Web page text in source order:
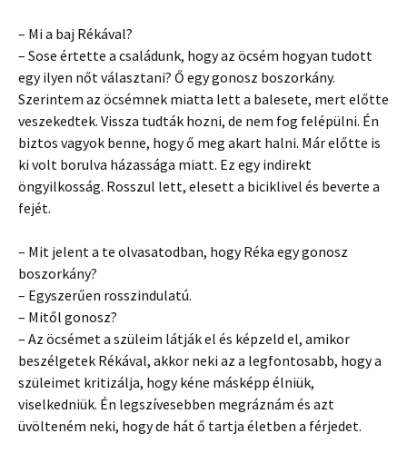
– Mi a baj Rékával?
– Sose értette a családunk, hogy az öcsém hogyan tudott
egy ilyen nőt választani? Ő egy gonosz boszorkány.
Szerintem az öcsémnek miatta lett a balesete, mert előtte
veszekedtek. Vissza tudták hozni, de nem fog felépülni. Én
biztos vagyok benne, hogy ő meg akart halni. Már előtte is
ki volt borulva házassága miatt. Ez egy indirekt
öngyilkosság. Rosszul lett, elesett a biciklivel és beverte a
fejét.
– Mit jelent a te olvasatodban, hogy Réka egy gonosz
boszorkány?
– Egyszerűen rosszindulatú.
– Mitől gonosz?
– Az öcsémet a szüleim látják el és képzeld el, amikor
beszélgetek Rékával, akkor neki az a legfontosabb, hogy a
szüleimet kritizálja, hogy kéne másképp élniük,
viselkedniük. Én legszívesebben megráznám és azt
üvölteném neki, hogy de hát ő tartja életben a férjedet.